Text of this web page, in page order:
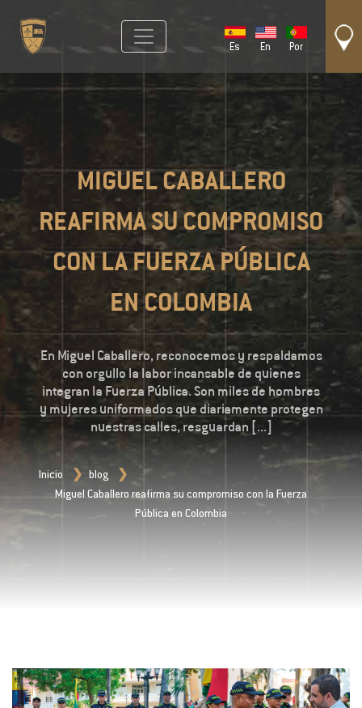
Es En Por
MIGUEL CABALLERO
REAFIRMA SU COMPROMISO
CON LA FUERZA PÚBLICA
EN COLOMBIA
En Miguel Caballero, reconocemos y respaldamos
con orgullo la labor incansable de quienes
integran la Fuerza Pública. Son miles de hombres
y mujeres uniformados que diariamente protegen
nuestras calles, resguardan [...]
Inicio
blog
Miguel Caballero reafirma su compromiso con la Fuerza
Pública en Colombia